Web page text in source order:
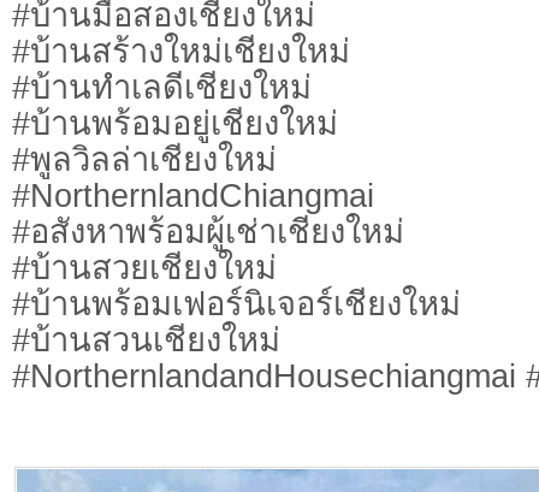
#บ้านมือสองเชียงใหม่
#บ้านสร้างใหม่เชียงใหม่
#บ้านทำเลดีเชียงใหม่
#บ้านพร้อมอยู่เชียงใหม่
#พูลวิลล่าเชียงใหม่
#NorthernlandChiangmai
#อสังหาพร้อมผู้เช่าเชียงใหม่
#บ้านสวยเชียงใหม่
#บ้านพร้อมเฟอร์นิเจอร์เชียงใหม่
#บ้านสวนเชียงใหม่
#NorthernlandandHousechiangmai